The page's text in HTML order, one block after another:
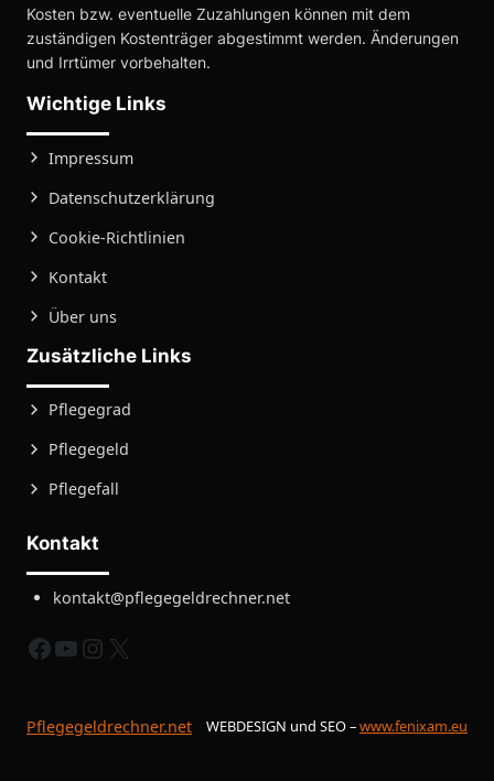
Kosten bzw. eventuelle Zuzahlungen können mit dem
zuständigen Kostenträger abgestimmt werden. Änderungen
und Irrtümer vorbehalten.
Wichtige Links
Impressum
Datenschutzerklärung
Cookie-Richtlinien
Kontakt
Über uns
Zusätzliche Links
Pflegegrad
Pflegegeld
Pflegefall
Kontakt
kontakt@pflegegeldrechner.net
fb yt instagram X
Pflegegeldrechner.net WEBDESIGN und SEO –www.fenixam.eu